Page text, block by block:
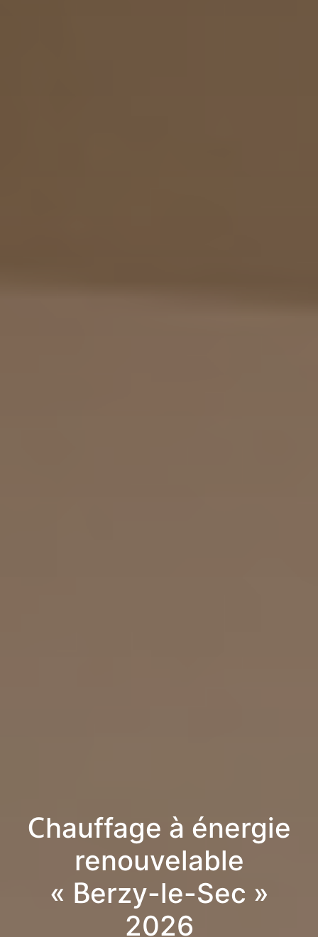
Chauffage à énergie
renouvelable
« Berzy-le-Sec »
2026